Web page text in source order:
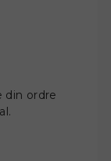
din ordre